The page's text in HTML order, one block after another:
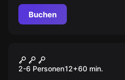
Buchen
Hinter den
2-6 Personen12+60 min.